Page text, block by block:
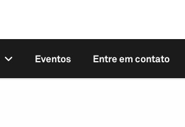
Eventos Entre em contato